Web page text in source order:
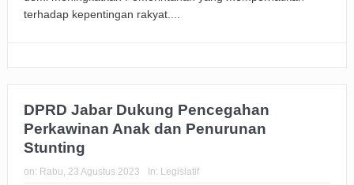
terhadap kepentingan rakyat....
DPRD Jabar Dukung Pencegahan
Perkawinan Anak dan Penurunan
Stunting
on: Rabu, 23 Agustus 2023 In: Legislatif